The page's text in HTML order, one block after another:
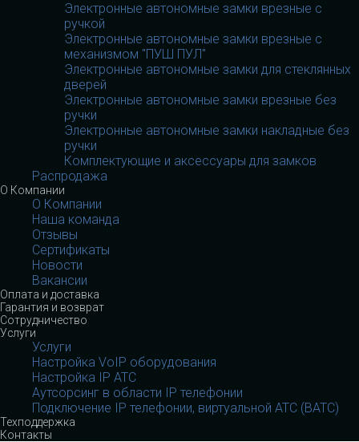
Электронные автономные замки врезные с
ручкой
Электронные автономные замки врезные с
механизмом "ПУШ ПУЛ"
Электронные автономные замки для стеклянных
дверей
Электронные автономные замки врезные без
ручки
Электронные автономные замки накладные без
ручки
Комплектующие и аксессуары для замков
Распродажа
О Компании
О Компании
Наша команда
Отзывы
Сертификаты
Новости
Вакансии
Оплата и доставка
Гарантия и возврат
Сотрудничество
Услуги
Услуги
Настройка VoIP оборудования
Настройка IP АТС
Аутсорсинг в области IP телефонии
Подключение IP телефонии, виртуальной АТС (ВАТС)
Техподдержка
Контакты